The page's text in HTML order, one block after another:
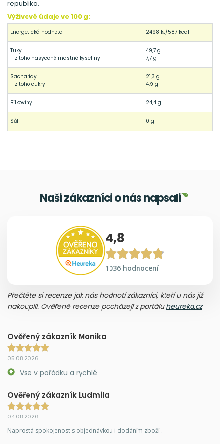
republika.
Výživové údaje ve 100 g:
Energetická hodnota 2498 kJ/587 kcal
Tuky
- z toho nasycené mastné kyseliny
49,7 g
7,7 g
Sacharidy
- z toho cukry
21,3 g
4,9 g
Bílkoviny 24,4 g
Sůl 0 g
Naši zákazníci o nás napsali
4,8
1036 hodnocení
Přečtěte si recenze jak nás hodnotí zákazníci, kteří u nás již
nakoupili. Ověřené recenze pocházejí z portálu heureka.cz
Ověřený zákazník Monika
05.08.2026
Vse v pořádku a rychlé
Ověřený zákazník Ludmila
04.08.2026
Naprostá spokojenost s objednávkou i dodáním zboží .